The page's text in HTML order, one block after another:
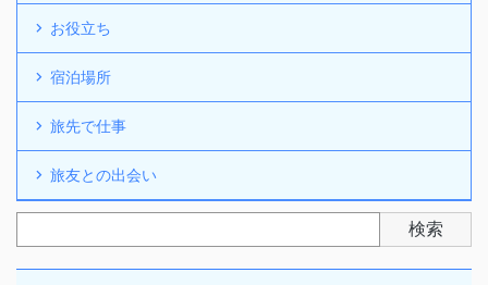
お役立ち
宿泊場所
旅先で仕事
旅友との出会い
検索